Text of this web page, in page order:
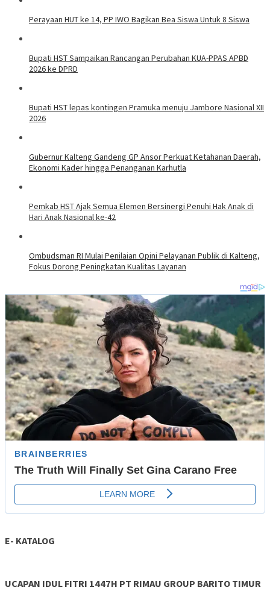
Perayaan HUT ke 14, PP IWO Bagikan Bea Siswa Untuk 8 Siswa
Bupati HST Sampaikan Rancangan Perubahan KUA-PPAS APBD
2026 ke DPRD
Bupati HST lepas kontingen Pramuka menuju Jambore Nasional XII
2026
Gubernur Kalteng Gandeng GP Ansor Perkuat Ketahanan Daerah,
Ekonomi Kader hingga Penanganan Karhutla
Pemkab HST Ajak Semua Elemen Bersinergi Penuhi Hak Anak di
Hari Anak Nasional ke-42
Ombudsman RI Mulai Penilaian Opini Pelayanan Publik di Kalteng,
Fokus Dorong Peningkatan Kualitas Layanan
E- KATALOG
UCAPAN IDUL FITRI 1447H PT RIMAU GROUP BARITO TIMUR